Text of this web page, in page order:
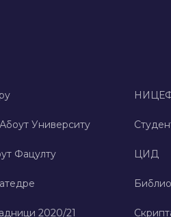
Университy
Фацултy
2020/21
ЦИД